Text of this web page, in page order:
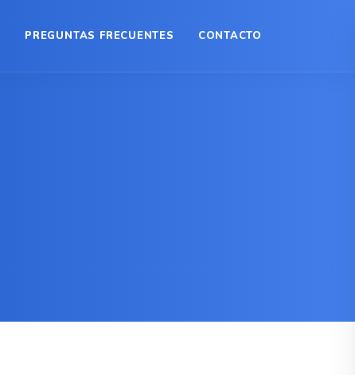
PREGUNTAS FRECUENTES CONTACTO